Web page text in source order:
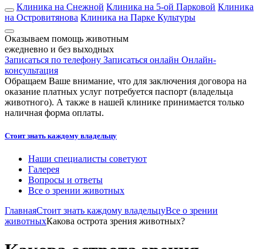
Клиника на Снежной Клиника на 5-ой Парковой Клиника
на Островитянова Клиника на Парке Культуры
Оказываем помощь животным
ежедневно и без выходных
Записаться по телефону Записаться онлайн Онлайн-
консультация
Обращаем Ваше внимание, что для заключения договора на
оказание платных услуг потребуется паспорт (владельца
животного). А также в нашей клинике принимается только
наличная форма оплаты.
Стоит знать каждому владельцу
Наши специалисты советуют
Галерея
Вопросы и ответы
Все о зрении животных
ГлавнаяСтоит знать каждому владельцуВсе о зрении
животныхКакова острота зрения животных?